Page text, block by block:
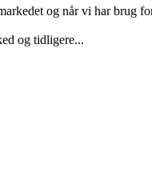
og når vi har brug
og tidligere...